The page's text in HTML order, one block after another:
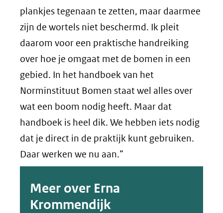
plankjes tegenaan te zetten, maar daarmee
zijn de wortels niet beschermd. Ik pleit
daarom voor een praktische handreiking
over hoe je omgaat met de bomen in een
gebied. In het handboek van het
Norminstituut Bomen staat wel alles over
wat een boom nodig heeft. Maar dat
handboek is heel dik. We hebben iets nodig
dat je direct in de praktijk kunt gebruiken.
Daar werken we nu aan.”
Meer over Erna
Krommendijk